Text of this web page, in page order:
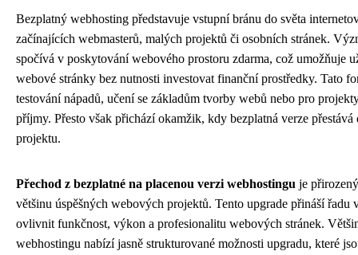
Bezplatný webhosting představuje vstupní bránu do světa
začínajících webmasterů, malých projektů či osobních stránek.
spočívá v poskytování webového prostoru zdarma, což umožňuje
webové stránky bez nutnosti investovat finanční prostředky. Tato
testování nápadů, učení se základům tvorby webů nebo pro
příjmy. Přesto však přichází okamžik, kdy bezplatná verze přestává
projektu.
Přechod z bezplatné na placenou verzi webhostingu je
většinu úspěšných webových projektů. Tento upgrade přináší řadu
ovlivnit funkčnost, výkon a profesionalitu webových stránek.
webhostingu nabízí jasně strukturované možnosti upgradu, které